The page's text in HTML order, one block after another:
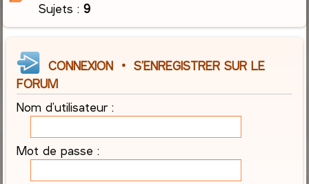
Sujets :9
CONNEXION •S’ENREGISTRER SUR LE
FORUM
Nom d’utilisateur :
Mot de passe :